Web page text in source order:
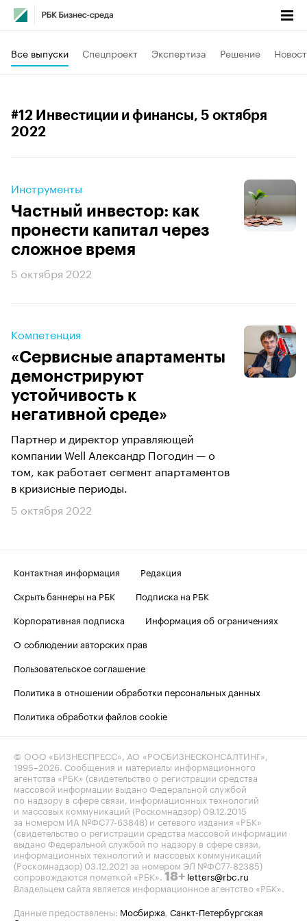
Все выпуски Спецпроект Экспертиза Решение
#12 Инвестиции и финансы, 5 октября
2022
Инструменты
Частный инвестор: как
пронести капитал через
сложное время
5 октября 2022
Компетенция
«Сервисные апартаменты
демонстрируют
устойчивость к
негативной среде»
Партнер и директор управляющей
компании Well Александр Погодин — о
том, как работает сегмент апартаментов
в кризисные периоды.
5 октября 2022
Контактная информация
Редакция
Скрыть баннеры на РБК
Подписка на РБК
Корпоративная подписка
Информация об ограничениях
О соблюдении авторских прав
Пользовательское соглашение
Политика в отношении обработки персональных данных
Политика обработки файлов cookie
© ООО «БИЗНЕСПРЕСС», АО «РОСБИЗНЕСКОНСАЛТИНГ»,
1995–2026. Сообщения и материалы информационного
агентства «РБК» (свидетельство о регистрации средства
массовой информации выдано Федеральной службой
по надзору в сфере связи, информационных технологий
и массовых коммуникаций (Роскомнадзор) 09.12.2015
за номером ИА №ФС77-63848) и сетевого издания «РБК»
(свидетельство о регистрации средства массовой информации
выдано Федеральной службой по надзору в сфере связи,
информационных технологий и массовых коммуникаций
(Роскомнадзор) 03.12.2021 за номером ЭЛ №ФС77-82385)
сопровождаются пометкой «РБК». 18+ letters@rbc.ru
Владельцем сайта является информационное агентство «РБК».
Данные предоставлены: Мосбиржа, Санкт-Петербургская